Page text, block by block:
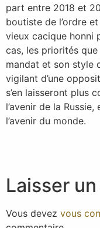
part entre 2018 et
boutiste de l’ordre
vieux cacique honni
cas, les priorités
mandat et son style
vigilant d’une
s’en laisseront plus
l’avenir de la
l’avenir du monde.
Laisser
Vous devez vous